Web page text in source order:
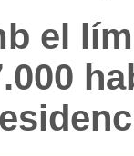
el